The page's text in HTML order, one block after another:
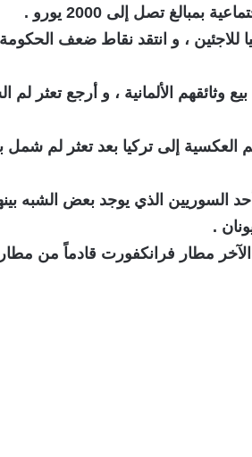
تصل إلى 2000 يورو .
للاجئين ، و انتقد نقاط ضعف
وثائقهم الألمانية ، و أرجع تعثر لم
إلى تركيا بعد تعثر لم شمل
سوري عمره 35 عاماً اتفق مع أحد السوريين الذي يوجد بعض الشبه
.
مطار فرانكفورت قادماً من مطار